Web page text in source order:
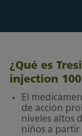
¿Qué es
injection 100
El
de acción
niveles altos
niños a